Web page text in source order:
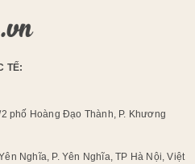
TẾ:
phố Hoàng Đạo Thành, P. Khương
Nghĩa, P. Yên Nghĩa, TP Hà Nội, Việt